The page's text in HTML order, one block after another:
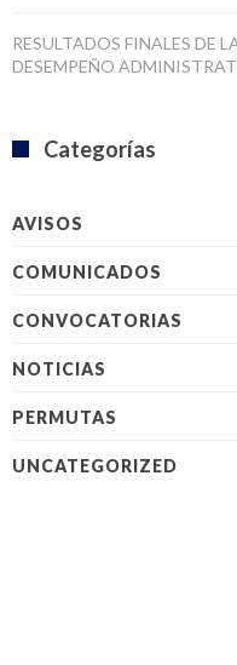
RESULTADOS FINALES DE
DESEMPEÑO
Categorías
AVISOS
COMUNICADOS
CONVOCATORIAS
NOTICIAS
PERMUTAS
UNCATEGORIZED